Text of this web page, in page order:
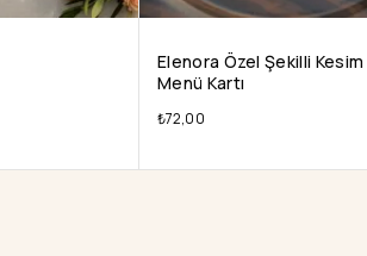
Elenora Özel Şekilli Kesim
Menü Kartı
₺72,00